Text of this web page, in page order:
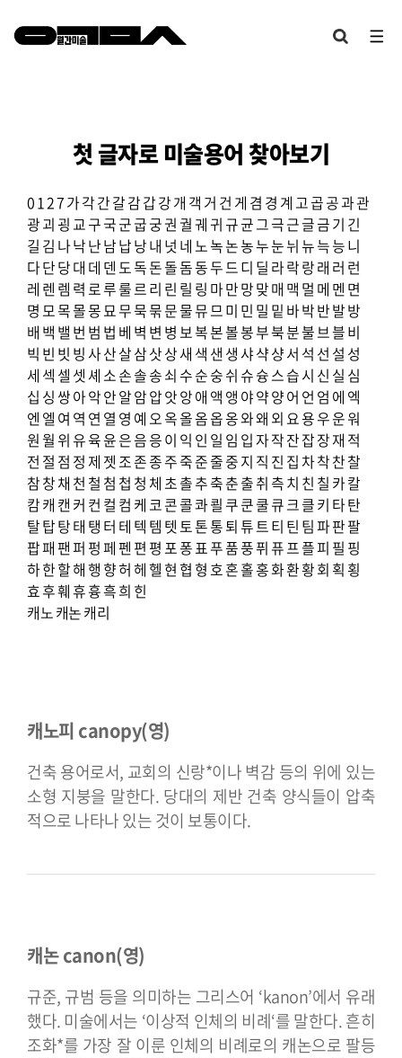
첫 글자로 미술용어 찾아보기
0 1 27가각간갈감갑강개 객 거 건 게 겸 경 계 고곱공과관
광괴 굉 교구국군굽궁권 궐궤귀규균그극근글금기 긴
길 김 나낙난남납낭내 넛 네 노녹논농누눈뉘뉴늑능니
다단당대 데 덴 도독돈돌돔동두드디 딜 라락랑래 러 런
레 렌 렘 력 로루룰르리 린 릴 링 마만망맞매 맥 멀 메 멘 면
명 모목몰몽묘무묵묶문물뮤므미 민 밀 밑 바박반발방
배 백 밸 번 범 법 베 벽 변 병 보복본볼봉부북분불브블비
빅 빈 빗 빙사산살삼삿상새 색 샌 생샤샥샹서 석 선 설 성
세 섹 셀 셋셰 소손솔송쇠수순숭쉬슈슝스습시 신 실 심
십 싱 쌍아악안알암압앗앙애 액 앵 야약양어 언 엄 에 엑
엔 엘 여 역 연 열 영 예 오옥올옴옵옹와왜 외 요용우운워
원월 위유육윤은음응이 익 인 일 임 입자작잔잡장재 적
전 절 점 정 제 젯 조존종주죽준줄중지 직 진 집 차착찬찰
참창채 천 철 첨 첩 청 체 초촐추축춘출취측치 친 칠 카칼
캄캐 캔 커 컨 컬 컴 케 코콘콜콰쾰 쿠쿤쿨큐크클키 타탄
탈탑탕태 탱 터 테 텍 템 텟 토톤통퇴튜트티 틴 팀파판팔
팝패팬퍼 펑페펜 편 평 포퐁표푸품풍퓌 퓨프플피 필 핑
하한할해행 향허헤헬 현협 형 호혼홀홍화환황회 획 횡
효 후훼휴흉흑희 힌
캐노캐논캐리
캐노피 canopy(영)
건축 용어로서, 교회의 신랑*이나 벽감 등의 위에 있는
소형 지붕을 말한다. 당대의 제반 건축 양식들이 압축
적으로 나타나 있는 것이 보통이다.
캐논 canon(영)
규준, 규범 등을 의미하는 그리스어 ‘kanon’에서 유래
했다. 미술에서는 ‘이상적 인체의 비례‘를 말한다. 흔히
조화*를 가장 잘 이룬 인체의 비례로의 캐논으로 팔등